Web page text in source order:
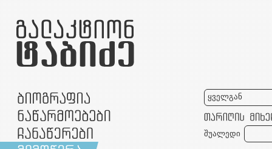
ყველგან
შუალედი